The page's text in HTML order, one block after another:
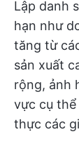
Lập danh
hạn như
tăng từ
sản xuất
rộng, ảnh
vực cụ thể
thực các